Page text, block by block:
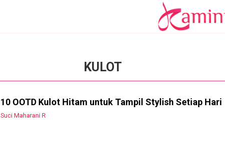
KULOT
10 OOTD Kulot Hitam untuk Tampil Stylish Setiap Hari
Suci Maharani R